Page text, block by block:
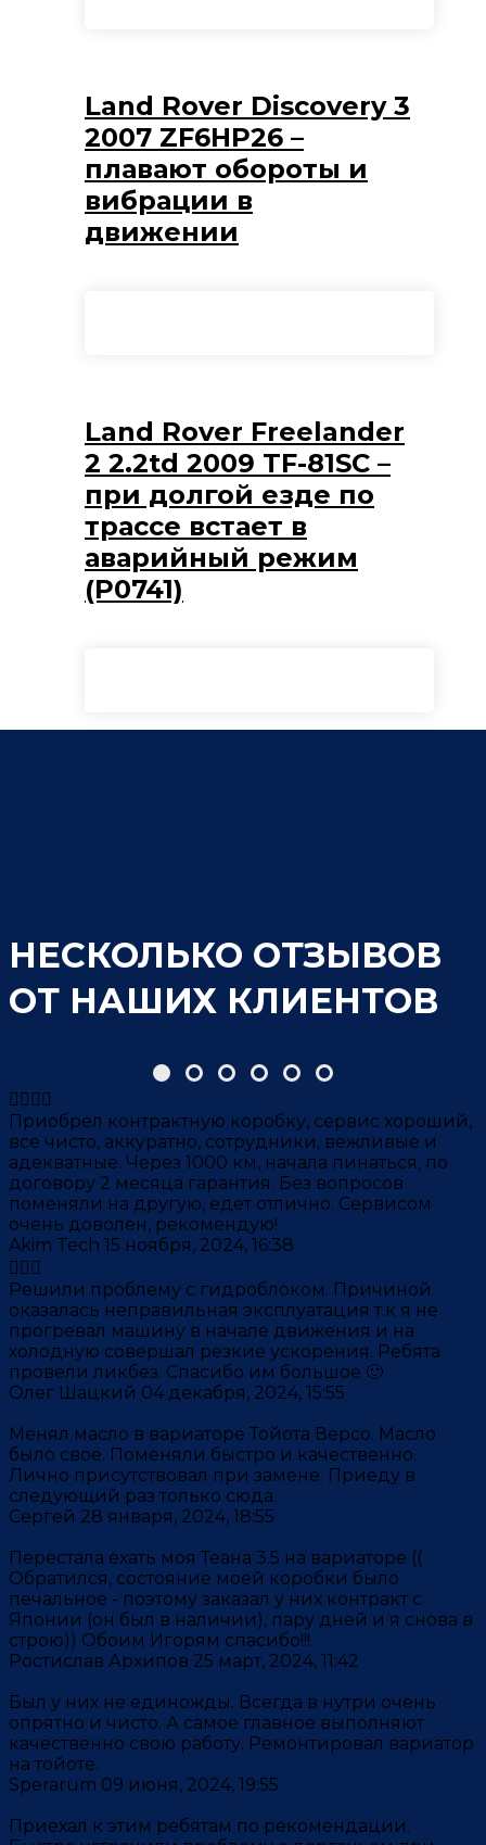
Land Rover Discovery 3
2007 ZF6HP26 –
плавают обороты и
вибрации в
движении
Land Rover Freelander
2 2.2td 2009 TF-81SC –
при долгой езде по
трассе встает в
аварийный режим
(P0741)
НЕСКОЛЬКО ОТЗЫВОВ
ОТ НАШИХ КЛИЕНТОВ
Приобрел контрактную коробку, сервис хороший,
все чисто, аккуратно, сотрудники, вежливые и
адекватные. Через 1000 км, начала пинаться, по
договору 2 месяца гарантия. Без вопросов
поменяли на другую, едет отлично. Сервисом
очень доволен, рекомендую!
Akim Tech 15 ноября, 2024, 16:38
Решили проблему с гидроблоком. Причиной
оказалась неправильная эксплуатация т.к я не
прогревал машину в начале движения и на
холодную совершал резкие ускорения. Ребята
провели ликбез. Спасибо им большое 🙂
Олег Шацкий 04 декабря, 2024, 15:55
Менял масло в вариаторе Тойота Версо. Масло
было своё. Поменяли быстро и качественно.
Лично присутствовал при замене. Приеду в
следующий раз только сюда.
Сергей 28 января, 2024, 18:55
Перестала ехать моя Теана 3.5 на вариаторе ((
Обратился, состояние моей коробки было
печальное - поэтому заказал у них контракт с
Японии (он был в наличии), пару дней и я снова в
строю)) Обоим Игорям спасибо!!!
Ростислав Архипов 25 март, 2024, 11:42
Был у них не единожды. Всегда в нутри очень
опрятно и чисто. А самое главное выполняют
качественно свою работу. Ремонтировал вариатор
на тойоте.
Sperarum 09 июня, 2024, 19:55
Приехал к этим ребятам по рекомендации.